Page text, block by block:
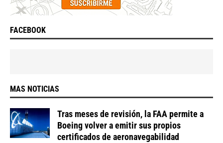
FACEBOOK
MAS NOTICIAS
Tras meses de revisión, la FAA permite a
Boeing volver a emitir sus propios
certificados de aeronavegabilidad